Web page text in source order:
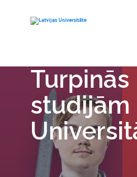
Turpinās
studijām